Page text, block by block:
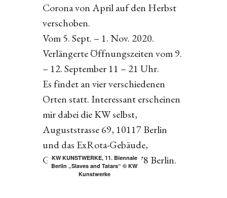
Corona von April auf den Herbst
verschoben.
Vom 5. Sept. – 1. Nov. 2020.
Verlängerte Öffnungszeiten vom 9.
– 12. September 11 – 21 Uhr.
Es findet an vier verschiedenen
Orten statt. Interessant erscheinen
mir dabei die KW selbst,
Auguststrasse 69, 10117 Berlin
und das ExRota-Gebäude,
Gottschedstrasse 4, 13578 Berlin.
KW KUNSTWERKE, 11. Biennale
Berlin „Slaves and Tatars“ © KW
Kunstwerke